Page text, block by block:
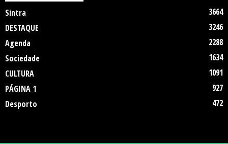
Sintra
3664
DESTAQUE
3246
Agenda
2288
Sociedade
1634
CULTURA
1091
PÁGINA 1
927
Desporto
472